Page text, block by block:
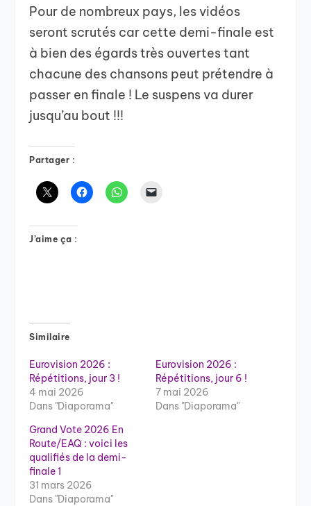
Pour de nombreux pays, les vidéos
seront scrutés car cette demi-finale est
à bien des égards très ouvertes tant
chacune des chansons peut prétendre à
passer en finale ! Le suspens va durer
jusqu’au bout !!!
Partager :
J’aime ça :
Similaire
Eurovision 2026 :
Répétitions, jour 3 !
4 mai 2026
Dans "Diaporama"
Eurovision 2026 :
Répétitions, jour 6 !
7 mai 2026
Dans "Diaporama"
Grand Vote 2026 En
Route/EAQ : voici les
qualifiés de la demi-
finale 1
31 mars 2026
Dans "Diaporama"